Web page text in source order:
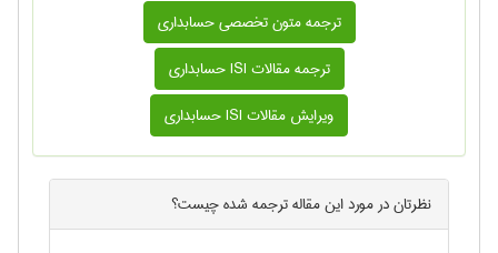
ترجمه متون تخصصی حسابداری
ترجمه مقالات ISI حسابداری
ویرایش مقالات ISI حسابداری
نظرتان در مورد اینمقاله ترجمه شدهچیست؟